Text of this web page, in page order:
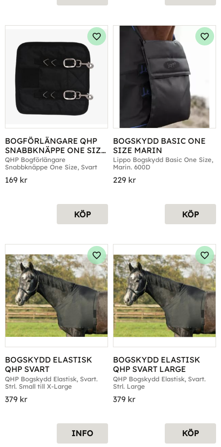
BOGFÖRLÄNGARE QHP
SNABBKNÄPPE ONE SIZE
SVART
QHP Bogförlängare
Snabbknäppe One Size, Svart
169 kr
Lägg till i favoriter
KÖP
BOGSKYDD BASIC ONE
SIZE MARIN
Lippo Bogskydd Basic One Size,
Marin. 600D
229 kr
KÖP
BOGSKYDD ELASTISK
QHP SVART
QHP Bogskydd Elastisk, Svart.
Strl. Small till X-Large
379 kr
Lägg till i favoriter
INFO
BOGSKYDD ELASTISK
QHP SVART LARGE
QHP Bogskydd Elastisk, Svart.
Strl. Large
379 kr
KÖP